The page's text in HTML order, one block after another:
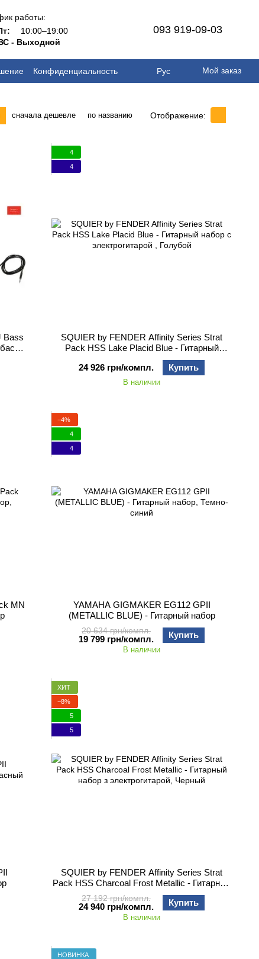
работы:
10:00–19:00
- Выходной
093 919-09-03
Конфиденциальность Рус Мой заказ
сначала дешевле по названию Отображение:
Bass
4
4
SQUIER by FENDER Affinity Series Strat
Pack HSS Lake Placid Blue - Гитарный
набор с электрогитарой
24 926 грн/компл.
Купить
В наличии
MN
−4%
4
4
YAMAHA GIGMAKER EG112 GPII
(METALLIC BLUE) - Гитарный набор
20 634 грн/компл.
19 799 грн/компл. Купить
В наличии
ХИТ
−8%
5
5
SQUIER by FENDER Affinity Series Strat
Pack HSS Charcoal Frost Metallic - Гитарный
набор з электрогитарой
27 192 грн/компл.
24 940 грн/компл. Купить
В наличии
НОВИНКА